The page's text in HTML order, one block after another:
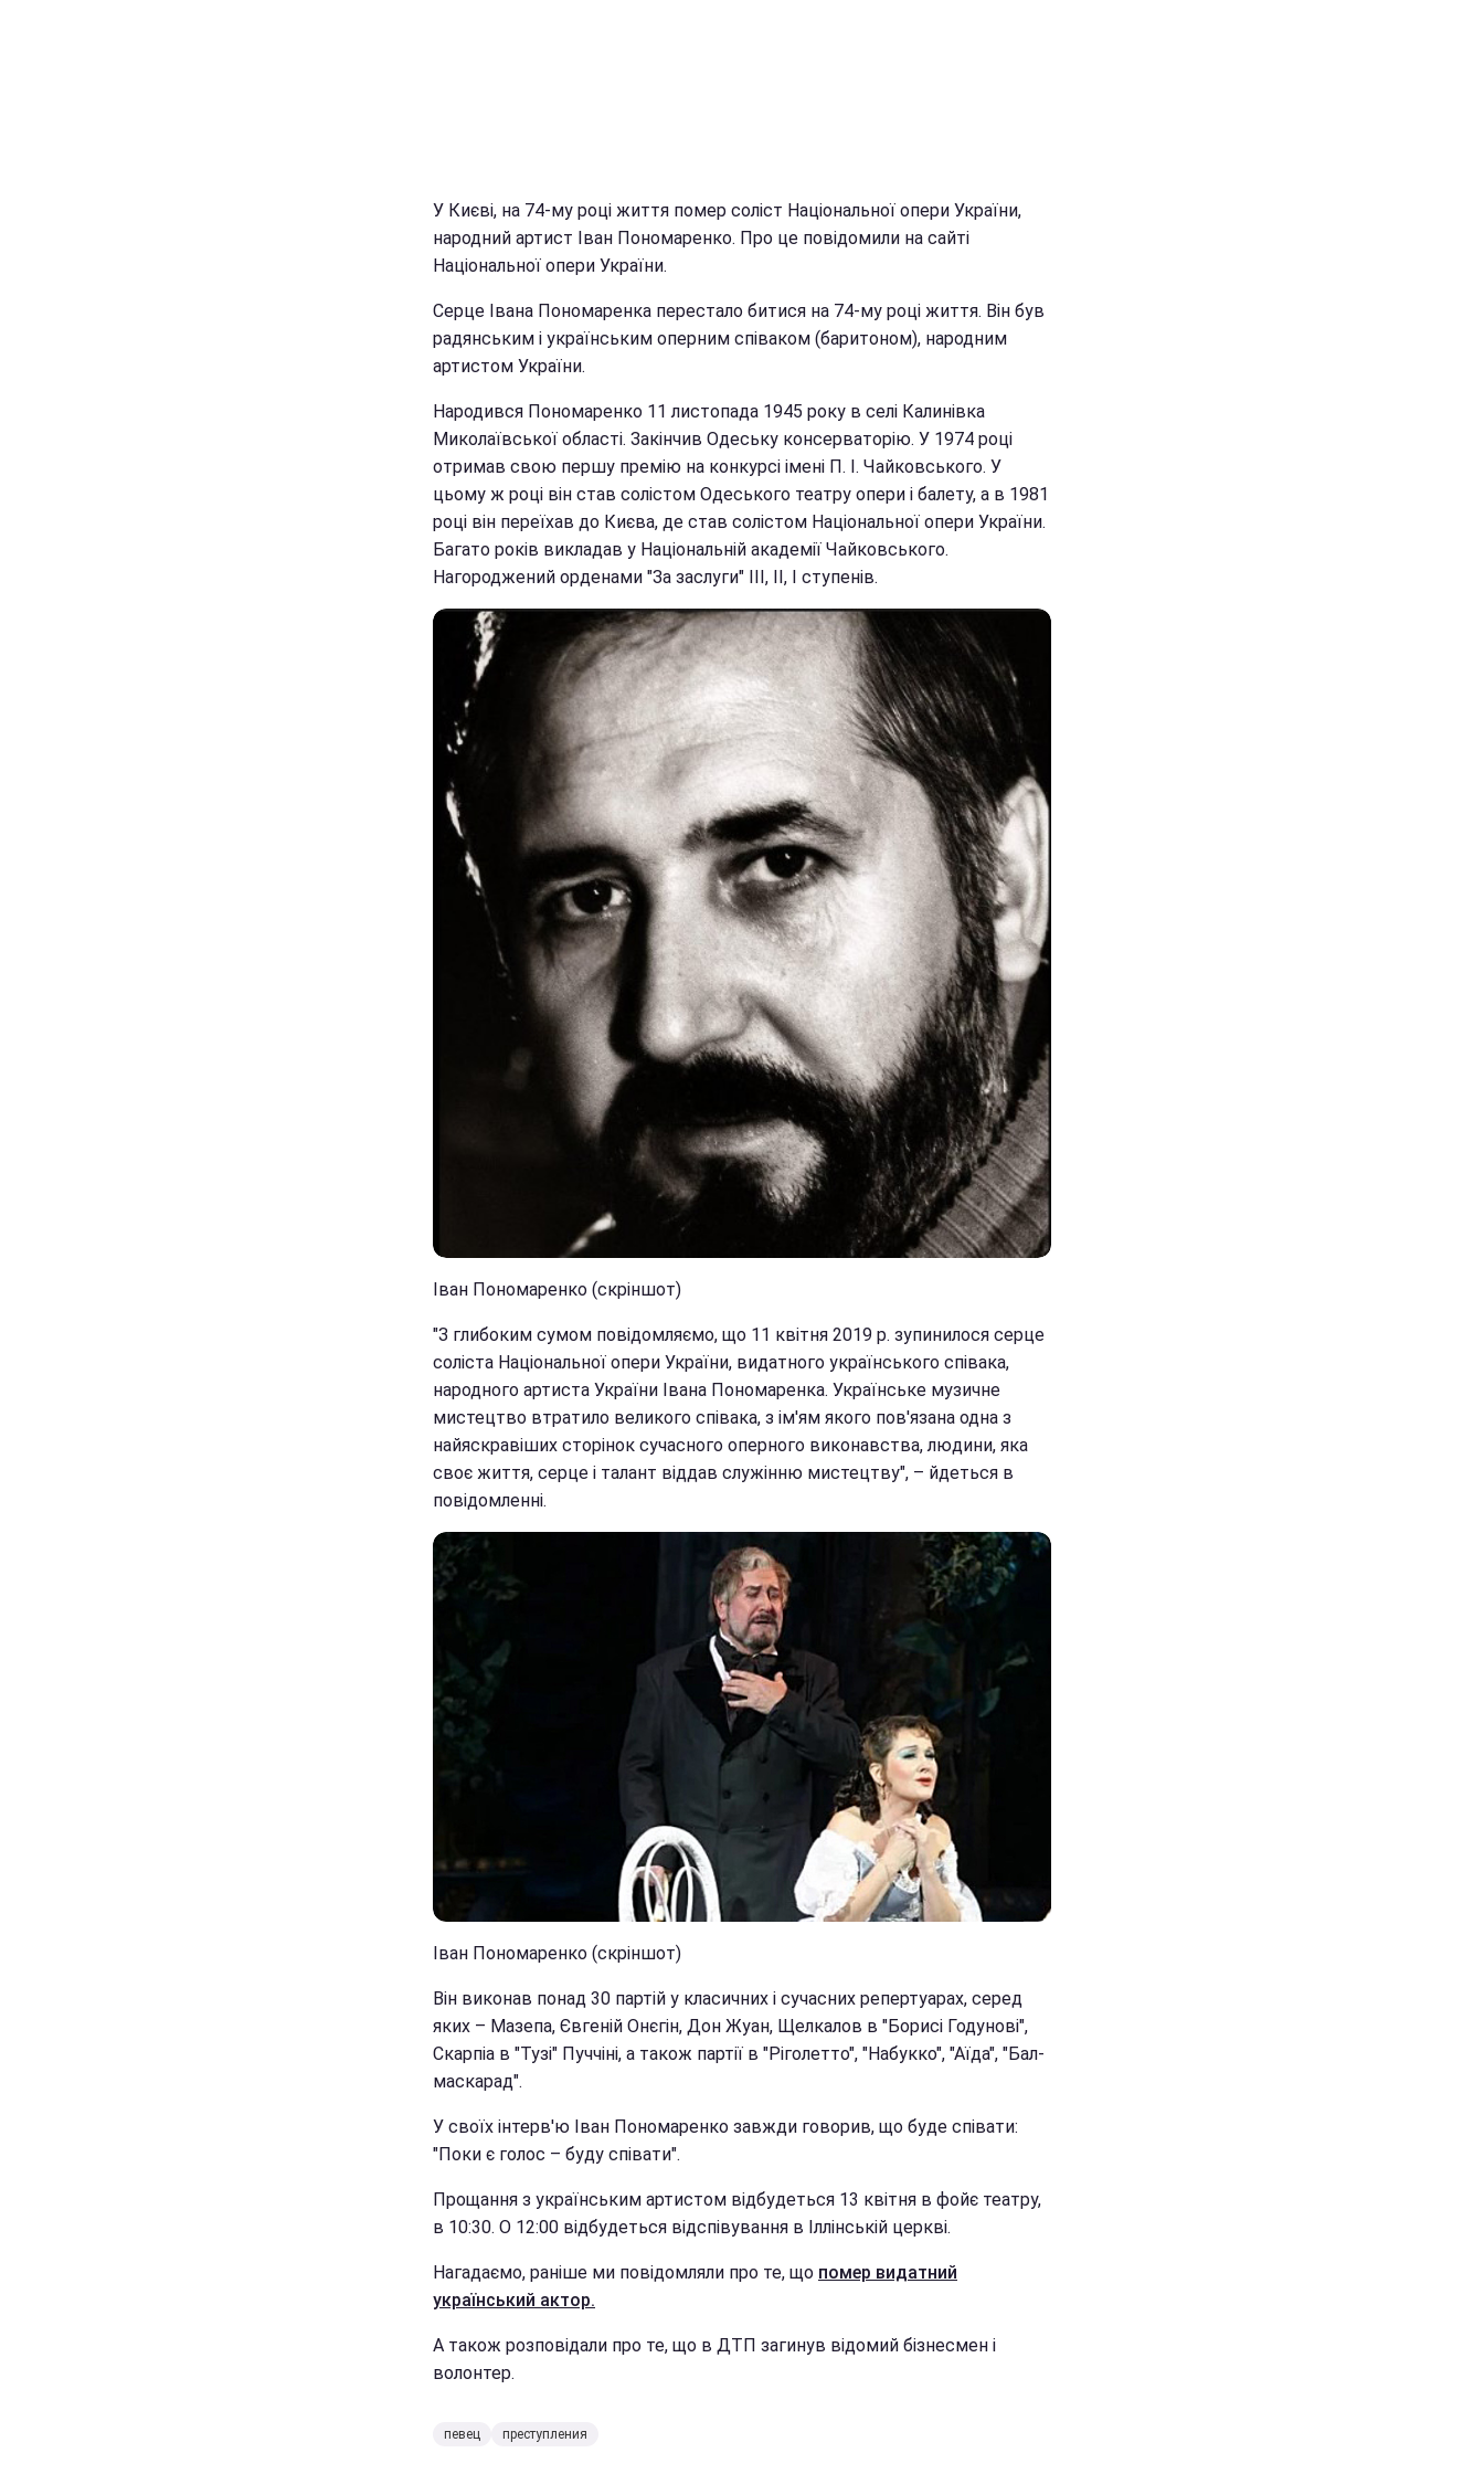
У Києві, на 74-му році життя помер соліст Національної опери України,
народний артист Іван Пономаренко. Про це повідомили на сайті
Національної опери України.
Серце Івана Пономаренка перестало битися на 74-му році життя. Він був
радянським і українським оперним співаком (баритоном), народним
артистом України.
Народився Пономаренко 11 листопада 1945 року в селі Калинівка
Миколаївської області. Закінчив Одеську консерваторію. У 1974 році
отримав свою першу премію на конкурсі імені П. І. Чайковського. У
цьому ж році він став солістом Одеського театру опери і балету, а в 1981
році він переїхав до Києва, де став солістом Національної опери України.
Багато років викладав у Національній академії Чайковського.
Нагороджений орденами "За заслуги" III, II, I ступенів.
Іван Пономаренко (скріншот)
"З глибоким сумом повідомляємо, що 11 квітня 2019 р. зупинилося серце
соліста Національної опери України, видатного українського співака,
народного артиста України Івана Пономаренка. Українське музичне
мистецтво втратило великого співака, з ім'ям якого пов'язана одна з
найяскравіших сторінок сучасного оперного виконавства, людини, яка
своє життя, серце і талант віддав служінню мистецтву", – йдеться в
повідомленні.
Іван Пономаренко (скріншот)
Він виконав понад 30 партій у класичних і сучасних репертуарах, серед
яких – Мазепа, Євгеній Онєгін, Дон Жуан, Щелкалов в "Борисі Годунові",
Скарпіа в "Тузі" Пуччіні, а також партії в "Ріголетто", "Набукко", "Аїда", "Бал-
маскарад".
У своїх інтерв'ю Іван Пономаренко завжди говорив, що буде співати:
"Поки є голос – буду співати".
Прощання з українським артистом відбудеться 13 квітня в фойє театру,
в 10:30. О 12:00 відбудеться відспівування в Іллінській церкві.
Нагадаємо, раніше ми повідомляли про те, що помер видатний
український актор.
А також розповідали про те, що в ДТП загинув відомий бізнесмен і
волонтер.
певец преступления